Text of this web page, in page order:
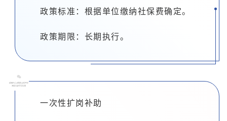
政策标准：根据单位缴纳社保费确定。
政策期限：长期执行。
04
一次性扩岗补助